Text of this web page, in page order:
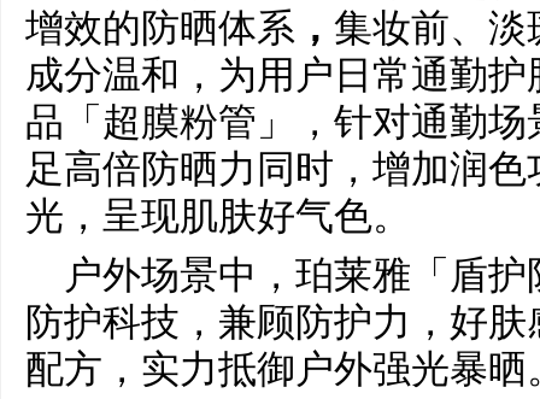
增效的防晒体系 ， 集妆前、淡
成分温和，为用户日常通勤
品「超膜粉管」，针对通勤
足高倍防晒力同时，增加润
光，呈现肌肤好气色。
户外场景中，珀莱雅「盾
防护科技，兼顾防护力，好
配方，实力抵御户外强光暴晒